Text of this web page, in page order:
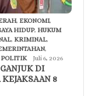
, EKONOMI,
HIDUP, HUKUM
, KRIMINAL,
,
POLITIK Juli 6, 2026
DI
8